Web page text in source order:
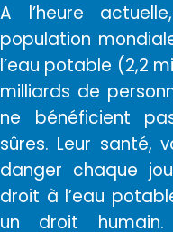
A l’heure
population
l’eau potable (2,2
milliards de
ne bénéficient
sûres. Leur santé,
danger chaque
droit à l’eau
un droit